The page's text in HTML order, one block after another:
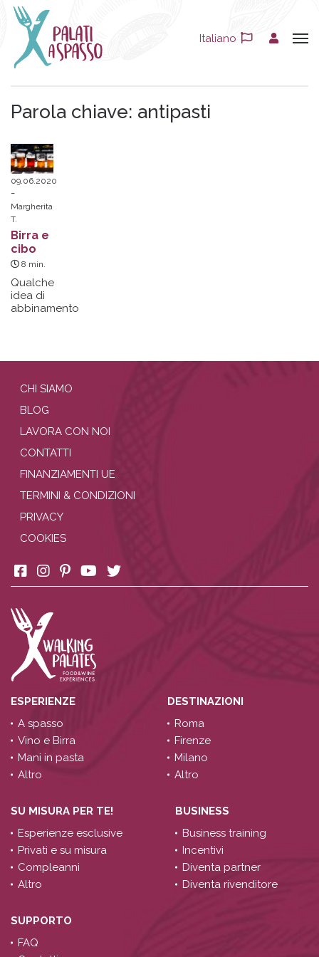
Italiano
Parola chiave: antipasti
09.06.2020
Margherita
T.
Birra e
cibo
8 min.
Qualche
idea di
abbinamento
CHI SIAMO
BLOG
LAVORA CON NOI
CONTATTI
FINANZIAMENTI UE
TERMINI & CONDIZIONI
PRIVACY
COOKIES
ESPERIENZE
A spasso
Vino e Birra
Mani in pasta
Altro
DESTINAZIONI
Roma
Firenze
Milano
Altro
SU MISURA PER TE!
Esperienze esclusive
Privati e su misura
Compleanni
Altro
BUSINESS
Business training
Incentivi
Diventa partner
Diventa rivenditore
SUPPORTO
FAQ